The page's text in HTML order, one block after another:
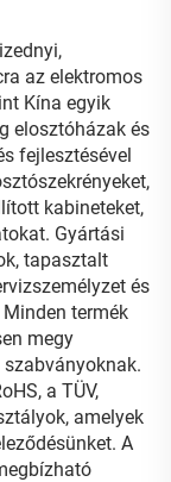
az elektromos
Kína egyik
elosztóházak és
fejlesztésével
kabineteket,
Gyártási
tapasztalt
és
termék
megy
a TÜV,
amelyek
A